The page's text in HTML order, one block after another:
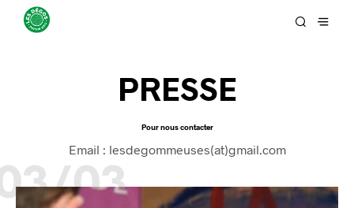
PRESSE
Pour nous contacter
Email : lesdegommeuses(at)gmail.com
03